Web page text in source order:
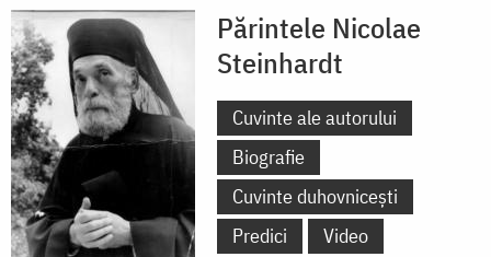
Părintele Nicolae
Steinhardt
Cuvinte ale autorului
Biografie
Cuvinte duhovnicești
Predici
Video